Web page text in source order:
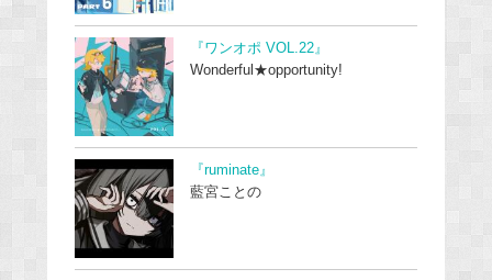
『ワンオポ VOL.22』
Wonderful★opportunity!
『ruminate』
藍宮ことの